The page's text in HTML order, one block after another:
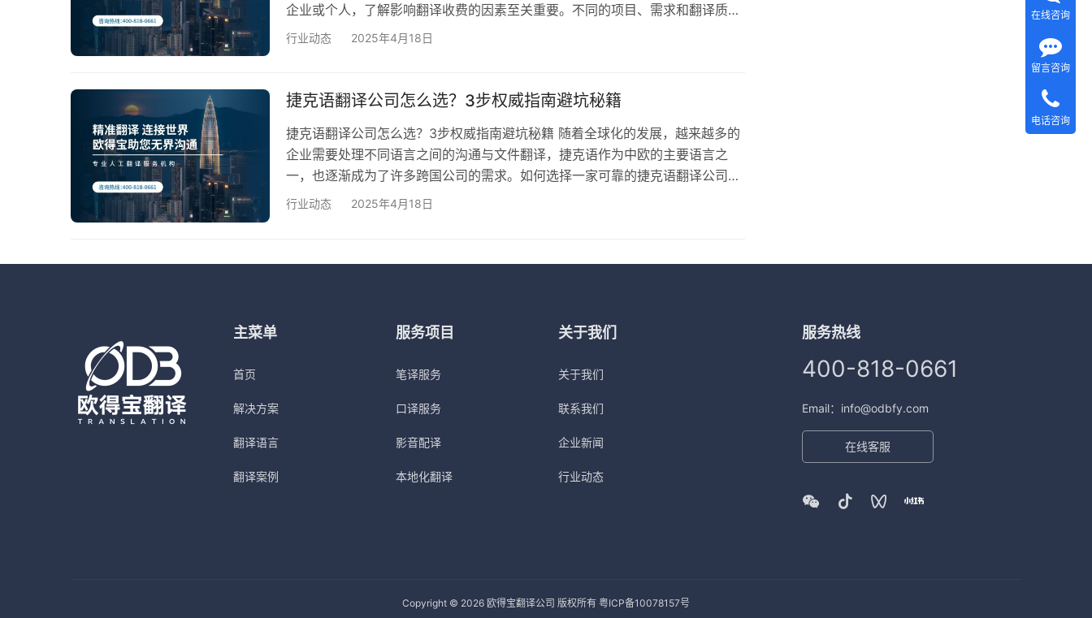
企业或个人，了解影响翻译收费的因素至关重要。不同的项目、需求和翻译质量
标准会直接影响终的收费标准。将揭秘影响捷克语翻译收费的五大因素，帮助您
法律文件、医学报告、工程技术文献等）将收费较高。这是因为需要译员不仅掌
行业动态 2025年4月18日
捷克语翻译公司怎么选？3步权威指南避坑秘籍
捷克语翻译公司怎么选？3步权威指南避坑秘籍 随着全球化的发展，越来越多的
企业需要处理不同语言之间的沟通与文件翻译，捷克语作为中欧的主要语言之
一，也逐渐成为了许多跨国公司的需求。如何选择一家可靠的捷克语翻译公司，
避免陷入低价陷阱或翻译质量问题？将为您提供3个实用步骤，帮助您做出明智
ISO 9001质量管理认证和ISO 17100翻译服务认证，这些认证能够保证…
行业动态 2025年4月18日
主菜单
首页
解决方案
翻译语言
翻译案例
服务项目
笔译服务
口译服务
影音配译
本地化翻译
关于我们
关于我们
联系我们
企业新闻
行业动态
服务热线
400-818-0661
Email：info@odbfy.com
在线客服
Copyright © 2026 欧得宝翻译公司 版权所有 粤ICP备10078157号
在线咨询
留言咨询
电话咨询